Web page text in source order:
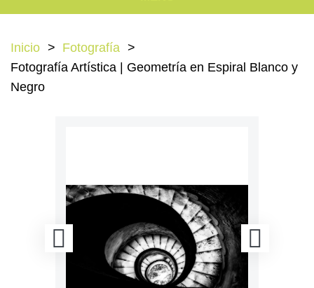
Inicio
Fotografía
Fotografía Artística | Geometría en Espiral Blanco y
Negro